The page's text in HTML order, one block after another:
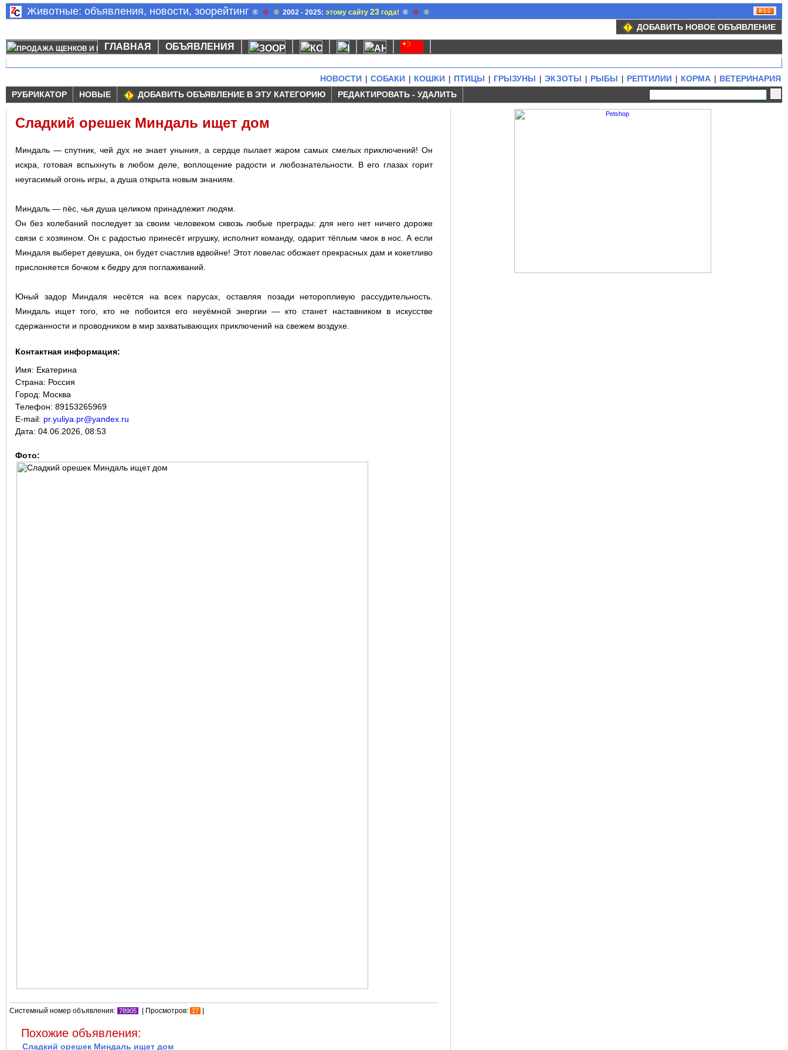
Животные: объявления, новости, зоорейтинг ® ® ® 2002 - 2025:этому сайту23 года! ® ® ®
ДОБАВИТЬ НОВОЕ ОБЪЯВЛЕНИЕ
ГЛАВНАЯ ОБЪЯВЛЕНИЯ
НОВОСТИ СОБАКИ КОШКИ ПТИЦЫ ГРЫЗУНЫ ЭКЗОТЫ РЫБЫ РЕПТИЛИИ КОРМА
ВЕТЕРИНАРИЯ
РУБРИКАТОР
НОВЫЕ ДОБАВИТЬ ОБЪЯВЛЕНИЕ В ЭТУ КАТЕГОРИЮ РЕДАКТИРОВАТЬ - УДАЛИТЬ
Сладкий орешек Миндаль ищет дом
Миндаль — спутник, чей дух не знает уныния, а сердце пылает жаром самых смелых приключений! Он
искра, готовая вспыхнуть в любом деле, воплощение радости и любознательности. В его глазах горит
неугасимый огонь игры, а душа открыта новым знаниям.
Миндаль — пёс, чья душа целиком принадлежит людям.
Он без колебаний последует за своим человеком сквозь любые преграды: для него нет ничего дороже
связи с хозяином. Он с радостью принесёт игрушку, исполнит команду, одарит тёплым чмок в нос. А если
Миндаля выберет девушка, он будет счастлив вдвойне! Этот ловелас обожает прекрасных дам и кокетливо
прислоняется бочком к бедру для поглаживаний.
Юный задор Миндаля несётся на всех парусах, оставляя позади неторопливую рассудительность.
Миндаль ищет того, кто не побоится его неуёмной энергии — кто станет наставником в искусстве
сдержанности и проводником в мир захватывающих приключений на свежем воздухе.
Контактная информация:
Имя: Екатерина
Страна: Россия
Город: Москва
Телефон: 89153265969
E-mail: pr.yuliya.pr@yandex.ru
Дата: 04.06.2026, 08:53
Фото:
Системный номер объявления: 78905 | Просмотров: 27 |
Похожие объявления:
Сладкий орешек Миндаль ищет дом